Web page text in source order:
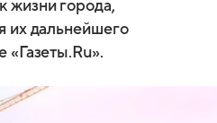
жизни города,
их дальнейшего
«Газеты.Ru».